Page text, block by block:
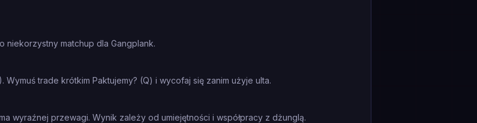
niekorzystny matchup dla Gangplank.
trade krótkim Paktujemy? (Q) i wycofaj się zanim użyje ulta.
wyraźnej przewagi. Wynik zależy od umiejętności i współpracy z dżunglą.